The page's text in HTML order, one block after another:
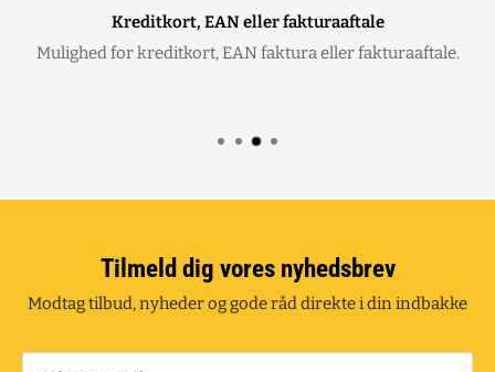
Kreditkort, EAN eller fakturaaftale
Mulighed for kreditkort, EAN faktura eller fakturaaftale.
Tilmeld dig vores nyhedsbrev
Modtag tilbud, nyheder og gode råd direkte i din indbakke